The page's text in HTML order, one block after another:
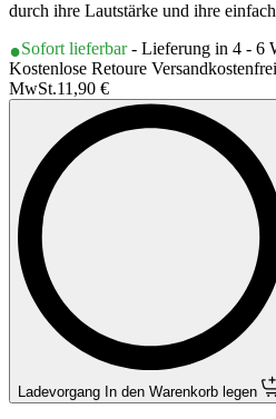
durch ihre Lautstärke und ihre
Sofort lieferbar- Lieferung in 4 - 6
Kostenlose Retoure
MwSt.11,90 €
Ladevorgang In den Warenkorb legen